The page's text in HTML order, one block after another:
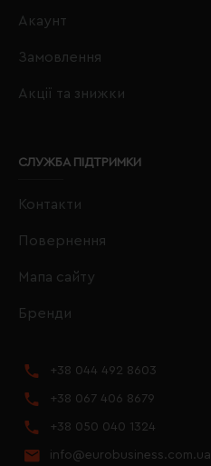
Акаунт
Замовлення
Акції та знижки
СЛУЖБА ПІДТРИМКИ
Контакти
Повернення
Мапа сайту
Бренди
+38 044 492 8603
+38 067 406 8679
+38 050 040 1324
info@eurobusiness.com.ua